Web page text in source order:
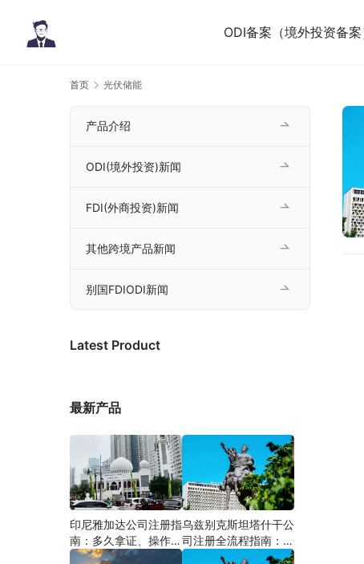
ODI备案（境外投资备案
首页 光伏储能
产品介绍
ODI(境外投资)新闻
FDI(外商投资)新闻
其他跨境产品新闻
别国FDIODI新闻
Latest Product
最新产品
印尼雅加达公司注册指
南：多久拿证、操作流
程与股东新规（附材料
乌兹别克斯坦塔什干公
司注册全流程指南：从
中国ODI备案到当地银